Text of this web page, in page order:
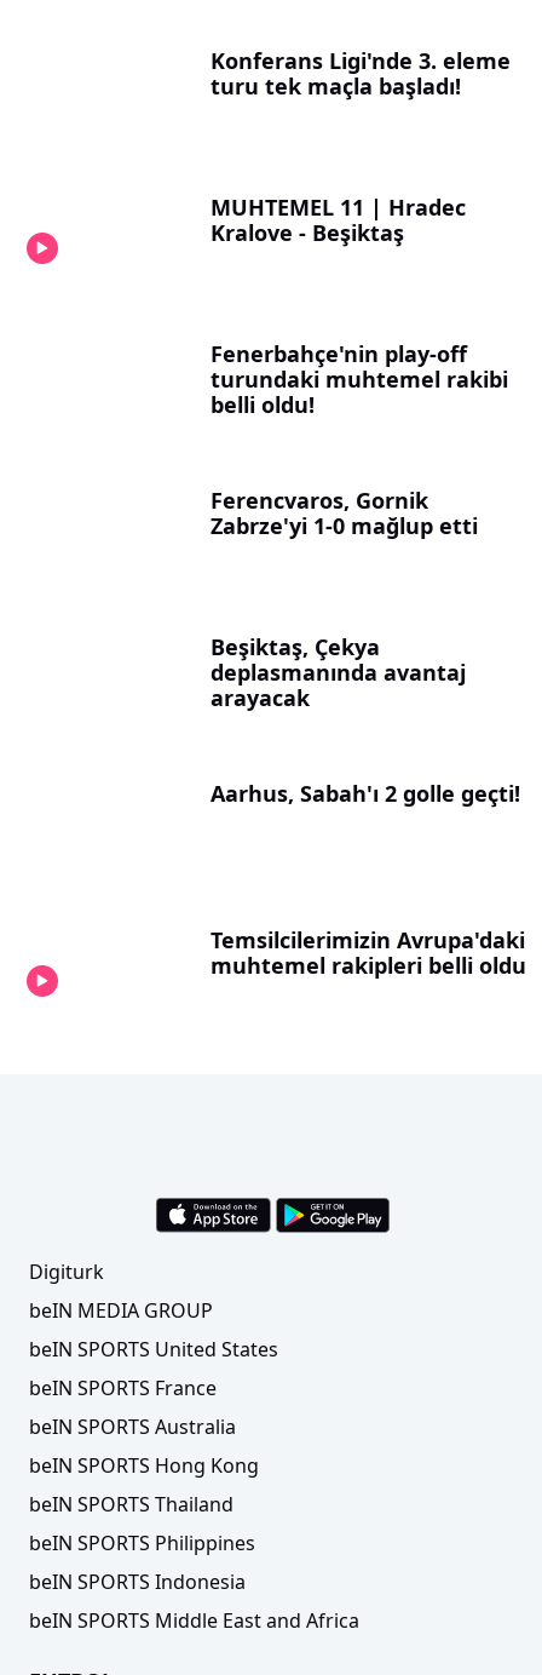
Konferans Ligi'nde 3. eleme
turu tek maçla başladı!
MUHTEMEL 11 | Hradec
Kralove - Beşiktaş
Fenerbahçe'nin play-off
turundaki muhtemel rakibi
belli oldu!
Ferencvaros, Gornik
Zabrze'yi 1-0 mağlup etti
Beşiktaş, Çekya
deplasmanında avantaj
arayacak
Aarhus, Sabah'ı 2 golle geçti!
Temsilcilerimizin Avrupa'daki
muhtemel rakipleri belli oldu
Digiturk
beIN MEDIA GROUP
beIN SPORTS United States
beIN SPORTS France
beIN SPORTS Australia
beIN SPORTS Hong Kong
beIN SPORTS Thailand
beIN SPORTS Philippines
beIN SPORTS Indonesia
beIN SPORTS Middle East and Africa